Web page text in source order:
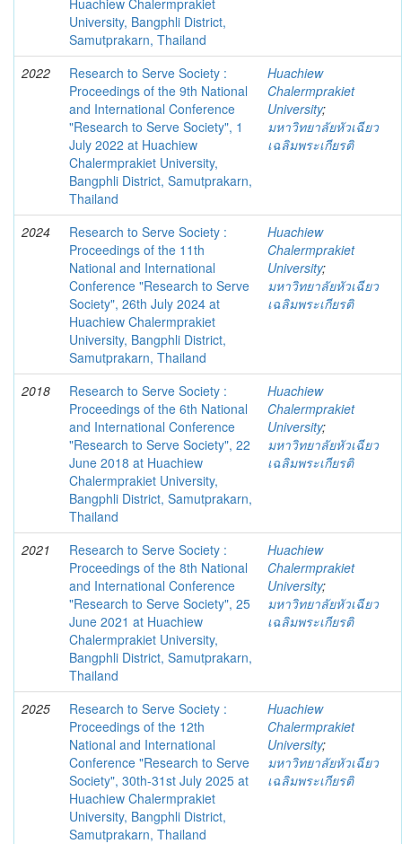
Huachiew Chalermprakiet
University, Bangphli District,
Samutprakarn, Thailand
2022
Research to Serve Society :
Proceedings of the 9th National
and International Conference
"Research to Serve Society", 1
July 2022 at Huachiew
Chalermprakiet University,
Bangphli District, Samutprakarn,
Thailand
Huachiew
Chalermprakiet
University;
มหาวิทยาลัยหัวเฉียว
เฉลิมพระเกียรติ
2024
Research to Serve Society :
Proceedings of the 11th
National and International
Conference "Research to Serve
Society", 26th July 2024 at
Huachiew Chalermprakiet
University, Bangphli District,
Samutprakarn, Thailand
Huachiew
Chalermprakiet
University;
มหาวิทยาลัยหัวเฉียว
เฉลิมพระเกียรติ
2018
Research to Serve Society :
Proceedings of the 6th National
and International Conference
"Research to Serve Society", 22
June 2018 at Huachiew
Chalermprakiet University,
Bangphli District, Samutprakarn,
Thailand
Huachiew
Chalermprakiet
University;
มหาวิทยาลัยหัวเฉียว
เฉลิมพระเกียรติ
2021
Research to Serve Society :
Proceedings of the 8th National
and International Conference
"Research to Serve Society", 25
June 2021 at Huachiew
Chalermprakiet University,
Bangphli District, Samutprakarn,
Thailand
Huachiew
Chalermprakiet
University;
มหาวิทยาลัยหัวเฉียว
เฉลิมพระเกียรติ
2025
Research to Serve Society :
Proceedings of the 12th
National and International
Conference "Research to Serve
Society", 30th-31st July 2025 at
Huachiew Chalermprakiet
University, Bangphli District,
Samutprakarn, Thailand
Huachiew
Chalermprakiet
University;
มหาวิทยาลัยหัวเฉียว
เฉลิมพระเกียรติ